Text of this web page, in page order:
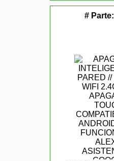
# Parte: